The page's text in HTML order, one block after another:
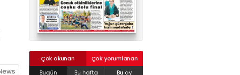
Çok okunan
Çok yorumlanan
Bugün
Bu hafta Bu ay